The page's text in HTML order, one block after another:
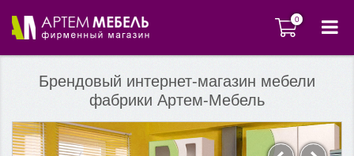
0
0
Брендовый интернет-магазин мебели
фабрики Артем-Мебель